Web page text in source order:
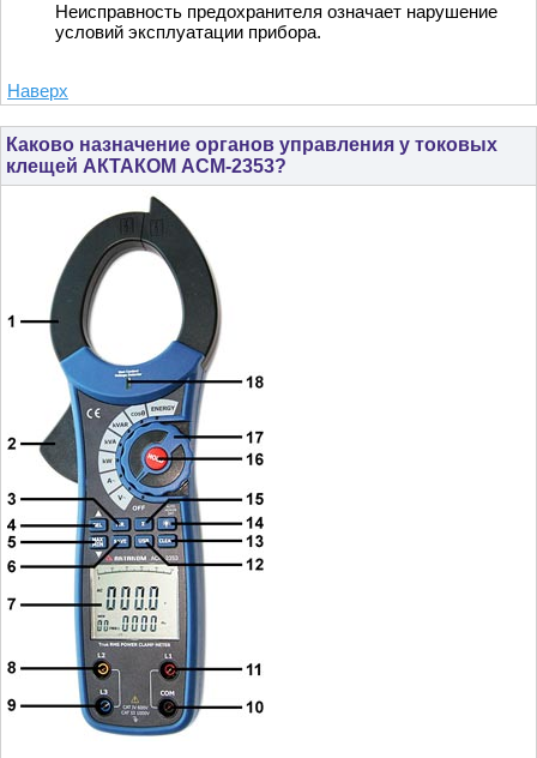
Неисправность предохранителя означает нарушение
условий эксплуатации прибора.
Наверх
Каково назначение органов управления у токовых
клещей АКТАКОМ АСМ-2353?